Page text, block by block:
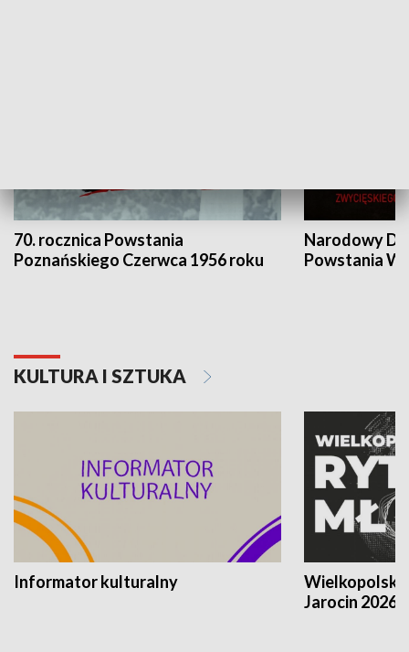
70. rocznica Powstania
Poznańskiego Czerwca 1956 roku
Narodowy
Powstania
KULTURA I SZTUKA
Informator kulturalny
Jarocin 2026